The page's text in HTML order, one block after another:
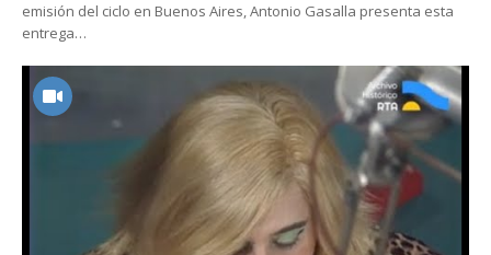
emisión del ciclo en Buenos Aires, Antonio Gasalla presenta esta
entrega…